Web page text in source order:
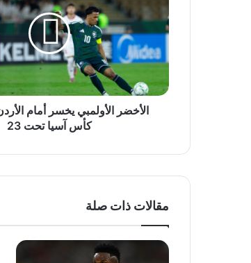
يخسر
أمام
الأردن
بثلاثية
في
كأس
آسيا
الأخضر الأولمبي يخسر أمام
كأس آسيا تحت 23
مقالات ذات صلة